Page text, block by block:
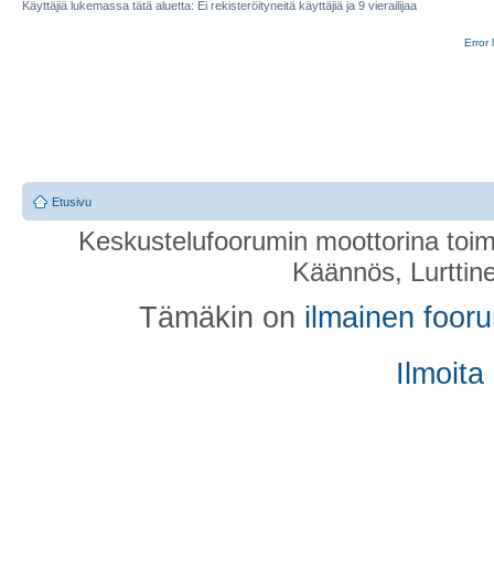
Käyttäjiä lukemassa tätä aluetta: Ei rekisteröityneitä käyttäjiä ja 9 vierailijaa
Error
Etusivu
Keskustelufoorumin moottorina
Käännös,
Tämäkin on ilmainen